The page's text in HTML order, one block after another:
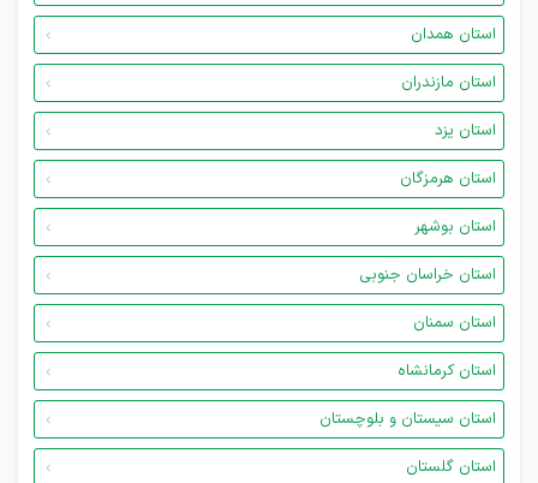
استان همدان
استان مازندران
استان یزد
استان هرمزگان
استان بوشهر
استان خراسان جنوبی
استان سمنان
استان کرمانشاه
استان سیستان و بلوچستان
استان گلستان